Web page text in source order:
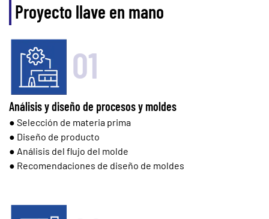
Proyecto llave en mano
01
Análisis y diseño de procesos y moldes
● Selección de materia prima
● Diseño de producto
● Análisis del flujo del molde
● Recomendaciones de diseño de moldes